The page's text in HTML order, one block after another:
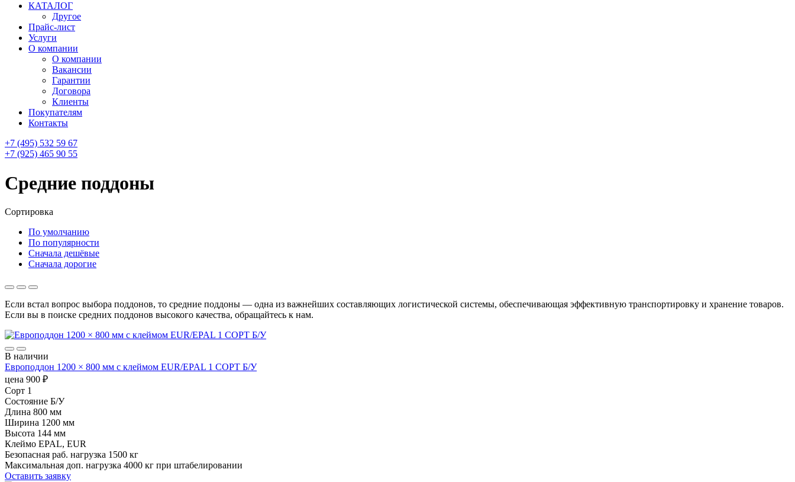
КАТАЛОГ
Другое
Прайс-лист
Услуги
О компании
О компании
Вакансии
Гарантии
Договора
Клиенты
Покупателям
Контакты
+7 (495) 532 59 67
+7 (925) 465 90 55
Средние поддоны
Сортировка
По умолчанию
По популярности
Сначала дешёвые
Сначала дорогие
Если встал вопрос выбора поддонов, то средние поддоны — одна из важнейших составляющих логистической системы, обеспечивающая эффективную транспортировку и хранение товаров.
Если вы в поиске средних поддонов высокого качества, обращайтесь к нам.
В наличии
Европоддон 1200 × 800 мм с клеймом EUR/EPAL 1 СОРТ Б/У
цена 900 ₽
Сорт 1
Состояние Б/У
Длина 800 мм
Ширина 1200 мм
Высота 144 мм
Клеймо EPAL, EUR
Безопасная раб. нагрузка 1500 кг
Максимальная доп. нагрузка 4000 кг при штабелировании
Оставить заявку